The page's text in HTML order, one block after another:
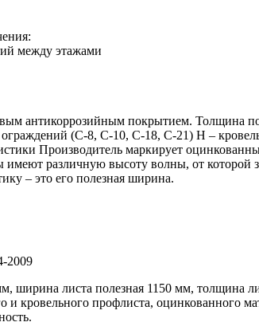
между этажами
антикоррозийным покрытием. Толщина
(С-8, С-10, С-18, С-21) Н –
Производитель маркирует
различную высоту волны, от которой
– это его полезная ширина.
листа полезная 1150 мм, толщина
кровельного профлиста, оцинкованного